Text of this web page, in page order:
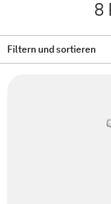
8
Filtern und sortieren